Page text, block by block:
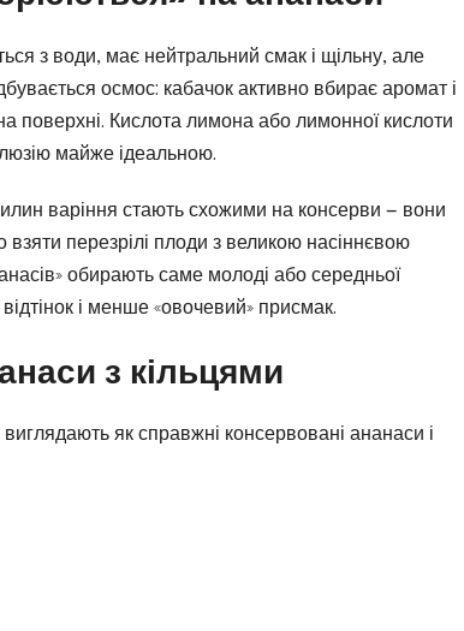
з води, має нейтральний смак і щільну, але
осмос: кабачок активно вбирає аромат і
поверхні. Кислота лимона або лимонної кислоти
майже ідеальною.
варіння стають схожими на консерви — вони
перезрілі плоди з великою насіннєвою
обирають саме молоді або середньої
і менше «овочевий» присмак.
з кільцями
як справжні консервовані ананаси і